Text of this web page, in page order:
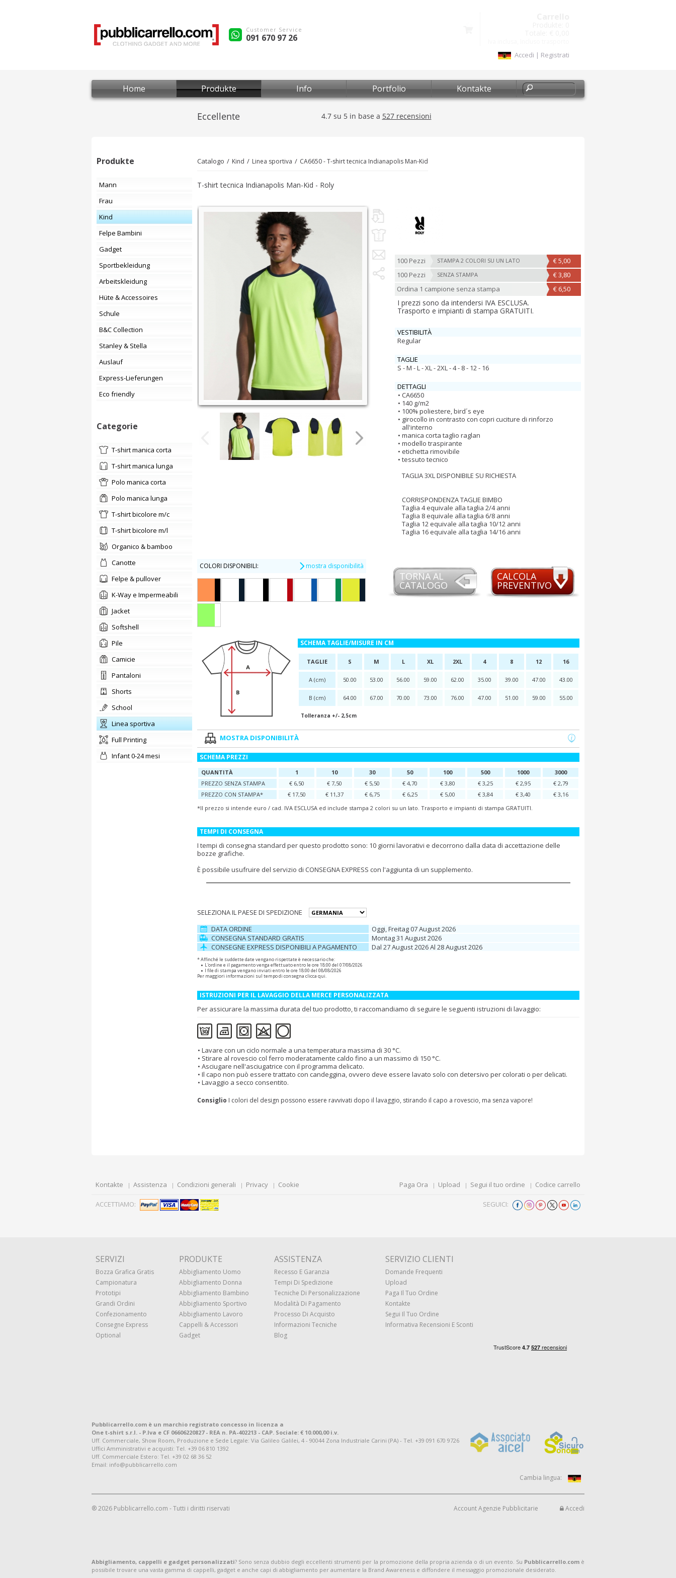
Customer Service
091 670 97 26
Accedi | Registrati
Home Produkte Info Portfolio Kontakte
Produkte
Mann
Frau
Kind
Felpe Bambini
Gadget
Sportbekleidung
Arbeitskleidung
Hüte & Accessoires
Schule
B&C Collection
Stanley & Stella
Auslauf
Express-Lieferungen
Eco friendly
Categorie
t-shirt manica corta
t-shirt manica lunga
polo manica corta
polo manica lunga
t-shirt bicolore m/c
t-shirt bicolore m/l
organico & bamboo
canotte
felpe & pullover
K-Way e Impermeabili
jacket
softshell
pile
camicie
pantaloni
shorts
school
Linea sportiva
Full Printing
Infant 0-24 mesi
Catalogo Kind Linea sportiva CA6650 - T-shirt tecnica Indianapolis Man-Kid
T-shirt tecnica Indianapolis Man-Kid - Roly
100 Pezzi STAMPA 2 COLORI SU UN LATO
€ 5,00
100 Pezzi
SENZA STAMPA
€ 3,80
Ordina 1 campione senza stampa
€ 6,50
I prezzi sono da intendersi IVA ESCLUSA.
Trasporto e impianti di stampa GRATUITI.
VESTIBILITÀ
Regular
TAGLIE
S - M - L - XL - 2XL - 4 - 8 - 12 - 16
DETTAGLI
CA6650
140 g/m2
100% poliestere, bird´s eye
girocollo in contrasto con copri cuciture di rinforzo
all'interno
manica corta taglio raglan
modello traspirante
etichetta rimovibile
tessuto tecnico
TAGLIA 3XL DISPONIBILE SU RICHIESTA
CORRISPONDENZA TAGLIE BIMBO
Taglia 4 equivale alla taglia 2/4 anni
Taglia 8 equivale alla taglia 6/8 anni
Taglia 12 equivale alla taglia 10/12 anni
Taglia 16 equivale alla taglia 14/16 anni
COLORI DISPONIBILI: mostra disponibilità
TORNA AL
CATALOGO
CALCOLA
PREVENTIVO
SCHEMA TAGLIE/MISURE IN CM
TAGLIE S M L XL 2XL 4 8 12 16
A (cm) 50.00 53.00 56.00 59.00 62.00 35.00 39.00 47.00 43.00
B (cm) 64.00 67.00 70.00 73.00 76.00 47.00 51.00 59.00 55.00
Tolleranza +/- 2,5cm
MOSTRA DISPONIBILITÀ
SCHEMA PREZZI
QUANTITÀ 1 10 30 50 100 500 1000
3000
PREZZO SENZA STAMPA
€ 6,50 € 7,50 € 5,50 € 4,70 € 3,80 € 3,25 € 2,95
€ 2,79
PREZZO CON STAMPA*
€ 17,50 € 11,37 € 6,75 € 6,25 € 5,00 € 3,84 € 3,40
€ 3,16
*Il prezzo si intende euro / cad. IVA ESCLUSA ed include stampa 2 colori su un lato. Trasporto e impianti di stampa GRATUITI.
TEMPI DI CONSEGNA
I tempi di consegna standard per questo prodotto sono: 10 giorni lavorativi e decorrono dalla data di accettazione delle
bozze grafiche.
È possibile usufruire del servizio di CONSEGNA EXPRESS con l'aggiunta di un supplemento.
SELEZIONA IL PAESE DI SPEDIZIONE
DATA ORDINE
Oggi, Freitag 07 August 2026
CONSEGNA STANDARD GRATIS
Montag 31 August 2026
CONSEGNE EXPRESS DISPONIBILI A PAGAMENTO
Dal 27 August 2026 Al 28 August 2026
* Affinché le suddette date vengano rispettate è necessario che:
L'ordine e il pagamento venga effettuato entro le ore 18:00 del 07/08/2026
I file di stampa vengano inviati entro le ore 18:00 del 08/08/2026
Per maggiori informazioni sul tempo di consegna clicca qui.
ISTRUZIONI PER IL LAVAGGIO DELLA MERCE PERSONALIZZATA
Per assicurare la massima durata del tuo prodotto, ti raccomandiamo di seguire le seguenti istruzioni di lavaggio:
Lavare con un ciclo normale a una temperatura massima di 30 °C.
Stirare al rovescio col ferro moderatamente caldo fino a un massimo di 150 °C.
Asciugare nell'asciugatrice con il programma delicato.
Il capo non può essere trattato con candeggina, ovvero deve essere lavato solo con detersivo per colorati o per delicati.
Lavaggio a secco consentito.
Consiglio I colori del design possono essere ravvivati dopo il lavaggio, stirando il capo a rovescio, ma senza vapore!
Kontakte Assistenza Condizioni generali Privacy Cookie Paga Ora Upload Segui il tuo ordine Codice carrello
ACCETTIAMO: SEGUICI:
SERVIZI
Bozza Grafica Gratis
Campionatura
Prototipi
Grandi Ordini
Confezionamento
Consegne Express
Optional
PRODUKTE
Abbigliamento Uomo
Abbigliamento Donna
Abbigliamento Bambino
Abbigliamento Sportivo
Abbigliamento Lavoro
Cappelli & Accessori
Gadget
ASSISTENZA
Recesso E Garanzia
Tempi Di Spedizione
Tecniche Di Personalizzazione
Modalità Di Pagamento
Processo Di Acquisto
Informazioni Tecniche
Blog
SERVIZIO CLIENTI
Domande Frequenti
Upload
Paga Il Tuo Ordine
Kontakte
Segui Il Tuo Ordine
Informativa Recensioni E Sconti
Pubblicarrello.com è un marchio registrato concesso in licenza a
One t-shirt s.r.l. - P.Iva e CF 06606220827 - REA n. PA-402213 - CAP. Sociale: € 10.000,00 i.v.
Uff. Commerciale, Show Room, Produzione e Sede Legale: Via Galileo Galilei, 4 - 90044 Zona Industriale Carini (PA) - Tel. +39 091 670 9726
Uffici Amministrativi e acquisti: Tel. +39 06 810 1392
Uff. Commerciale Estero: Tel. +39 02 68 36 52
Email: info@pubblicarrello.com
Cambia lingua:
® 2026 Pubblicarrello.com - Tutti i diritti riservati Account Agenzie Pubblicitarie Accedi
Abbigliamento, cappelli e gadget personalizzati? Sono senza dubbio degli eccellenti strumenti per la promozione della propria azienda o di un evento. Su Pubblicarrello.comè
possibile trovare una vasta gamma di cappelli, gadget e anche capi di abbigliamento per aumentare la Brand Awareness e diffondere il messaggio promozionale desiderato.